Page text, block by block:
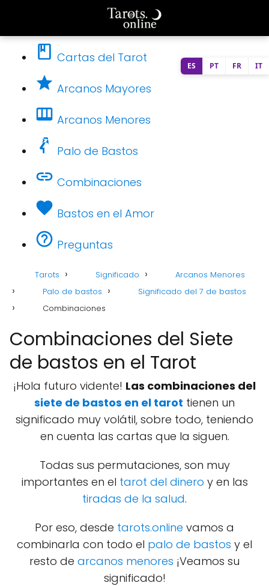
Cartas del Tarot
Arcanos Mayores
Arcanos Menores
Palo de Bastos
Combinaciones
Bastos en el Amor
Preguntas
Tarots Significado
Arcanos Menores
Palo de bastos
Significado del 7 de bastos
Combinaciones
Combinaciones del Siete
de bastos en el Tarot
¡Hola futuro vidente! Las combinaciones del
siete de bastos en el tarot tienen un
significado muy volátil, sobre todo, teniendo
en cuenta las cartas que la siguen.
Todas sus permutaciones, son muy
importantes en el tarot del dinero y en las
tiradas de la salud.
Por eso, desde tarots.online vamos a
combinarla con todo el palo de bastos y el
resto de arcanos menores ¡Veamos su
significado!
ES PT FR IT